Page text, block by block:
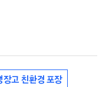
장고 친환경 포장